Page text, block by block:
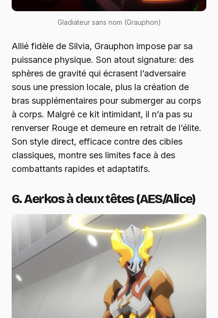
Gladiateur sans nom (Grauphon)
Allié fidèle de Silvia, Grauphon impose par sa
puissance physique. Son atout signature: des
sphères de gravité qui écrasent l’adversaire
sous une pression locale, plus la création de
bras supplémentaires pour submerger au corps
à corps. Malgré ce kit intimidant, il n’a pas su
renverser Rouge et demeure en retrait de l’élite.
Son style direct, efficace contre des cibles
classiques, montre ses limites face à des
combattants rapides et adaptatifs.
6. Aerkos à deux têtes (AES/Alice)